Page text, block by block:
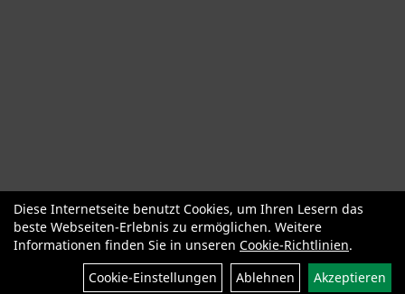
Fahrräder Gute gebrauchte Fahrräder
Roller + Laufräder
Fahrradzubehör
Fahrradteile
Bekleidung Helme Schuhe
SALE
Neuheiten
Diese Internetseite benutzt Cookies, um Ihren Lesern das
beste Webseiten-Erlebnis zu ermöglichen. Weitere
Informationen finden Sie in unseren Cookie-Richtlinien.
Cookie-Einstellungen
Ablehnen Akzeptieren